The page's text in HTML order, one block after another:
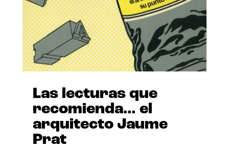
Las lecturas que
recomienda… el
arquitecto Jaume
Prat